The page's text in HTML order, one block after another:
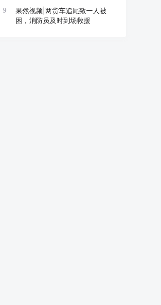
9
果然视频|两货车追尾致一人被
困，消防员及时到场救援